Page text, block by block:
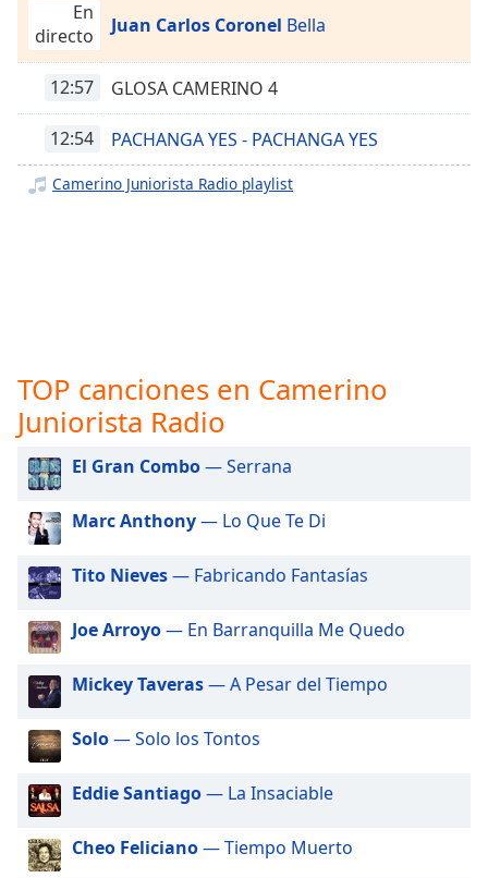
Chapters
Descriptions
descriptions
selected
dialog
subtitles
off,
selected
Track
in-
Picture
This
modal
window.
Beginning
window.
En
directo
Juan Carlos Coronel Bella
12:57 GLOSA CAMERINO 4
12:54 PACHANGA YES - PACHANGA YES
Camerino Juniorista Radio playlist
TOP canciones en Camerino
Juniorista Radio
El Gran Combo— Serrana
Marc Anthony— Lo Que Te Di
Tito Nieves— Fabricando Fantasías
Joe Arroyo— En Barranquilla Me Quedo
Mickey Taveras— A Pesar del Tiempo
Solo— Solo los Tontos
Eddie Santiago— La Insaciable
Cheo Feliciano— Tiempo Muerto